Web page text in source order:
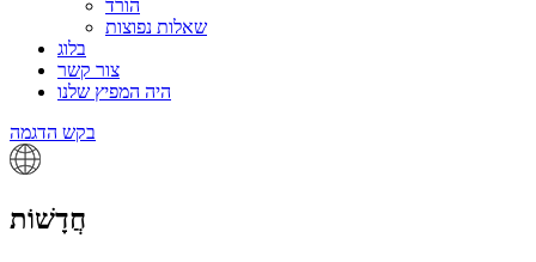
הורד
שאלות נפוצות
בלוג
צור קשר
היה המפיץ שלנו
בקש הדגמה
חֲדָשׁוֹת